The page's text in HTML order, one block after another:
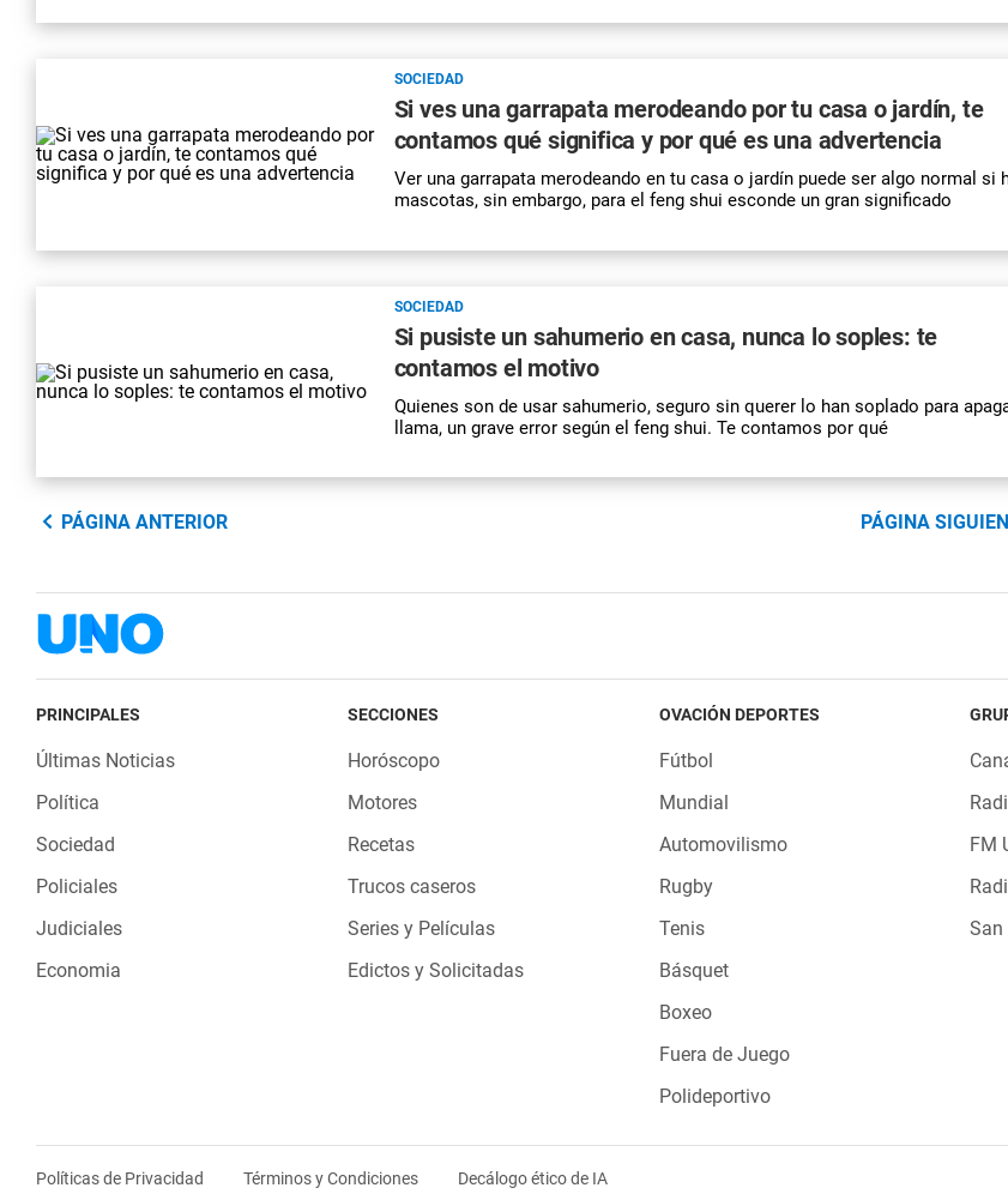
SOCIEDAD
Si ves una garrapata merodeando por tu casa o jardín, te
contamos qué significa y por qué es una advertencia
Ver una garrapata merodeando en tu casa o jardín puede ser algo normal si
mascotas, sin embargo, para el feng shui esconde un gran significado
SOCIEDAD
Si pusiste un sahumerio en casa, nunca lo soples: te
contamos el motivo
Quienes son de usar sahumerio, seguro sin querer lo han soplado para
llama, un grave error según el feng shui. Te contamos por qué
PÁGINA ANTERIOR PÁGINA
PRINCIPALES
Últimas Noticias
Política
Sociedad
Policiales
Judiciales
Economia
SECCIONES
Horóscopo
Motores
Recetas
Trucos caseros
Series y Películas
Edictos y Solicitadas
OVACIÓN DEPORTES
Fútbol
Mundial
Automovilismo
Rugby
Tenis
Básquet
Boxeo
Fuera de Juego
Polideportivo
FM
San
Políticas de Privacidad Términos y Condiciones Decálogo ético de IA